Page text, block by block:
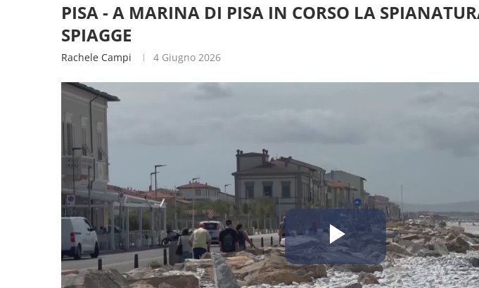
PISA - A MARINA DI PISA IN CORSO LA
SPIAGGE
Rachele Campi 4 Giugno 2026